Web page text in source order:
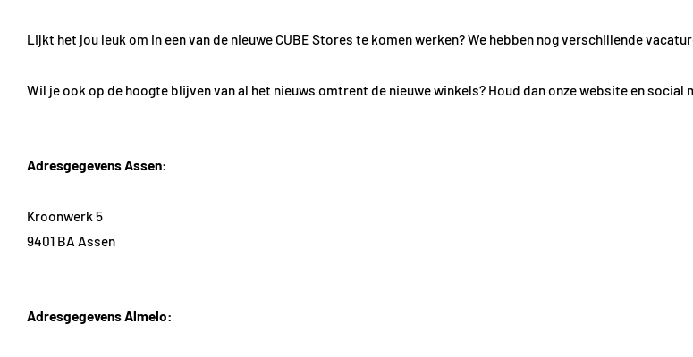
Lijkt het jou leuk om in een van de nieuwe CUBE Stores te komen werken? We hebben nog verschillende
Wil je ook op de hoogte blijven van al het nieuws omtrent de nieuwe winkels? Houd dan onze website en
Adresgegevens Assen:
Kroonwerk 5
9401 BA Assen
Adresgegevens Almelo: